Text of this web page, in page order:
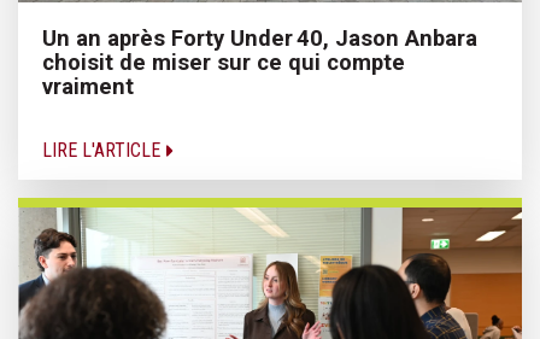
Un an après Forty Under 40, Jason Anbara
choisit de miser sur ce qui compte
vraiment
LIRE L'ARTICLE